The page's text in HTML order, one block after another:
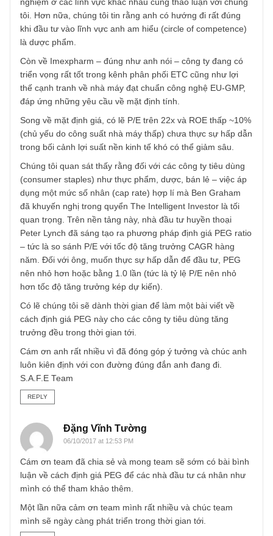
05/10/2017 at 9:22 AM
Xin chào bạn Vĩnh Tường,
nghiệm ở các lĩnh vực khác nhau cùng thảo luận với
tôi. Hơn nữa, chúng tôi tin rằng anh có hướng đi rất đúng
khi đầu tư vào lĩnh vực anh am hiểu (circle of
là dược phẩm.
Còn về Imexpharm – đúng như anh nói – công ty đang có
triển vọng rất tốt trong kênh phân phối ETC cũng như lợi
thế cạnh tranh về nhà máy đạt chuẩn công nghệ EU-GMP,
đáp ứng những yêu cầu về mặt định tính.
Song về mặt định giá, có lẽ P/E trên 22x và ROE thấp
(chủ yếu do công suất nhà máy thấp) chưa thực sự hấp
trong bối cảnh lợi suất nền kinh tế khó có thể giảm sâu.
Chúng tôi quan sát thấy rằng đối với các công ty tiêu dùng
(consumer staples) như thực phẩm, dược, bán lẻ – việc
dụng một mức số nhân (cap rate) hợp lí mà Ben Graham
đã khuyến nghị trong quyển The Intelligent Investor là tối
quan trọng. Trên nền tảng này, nhà đầu tư huyền thoại
Peter Lynch đã sáng tạo ra phương pháp định giá PEG
– tức là so sánh P/E với tốc độ tăng trưởng CAGR hàng
nên nhỏ hơn hoặc bằng 1.0 lần (tức là tỷ lệ P/E nên nhỏ
hơn tốc độ tăng trưởng kép dự kiến).
Có lẽ chúng tôi sẽ dành thời gian để làm một bài viết về
cách định giá PEG này cho các công ty tiêu dùng tăng
trưởng đều trong thời gian tới.
Cám ơn anh rất nhiều vì đã đóng góp ý tưởng và chúc
luôn kiên định với con đường đúng đắn anh đang đi.